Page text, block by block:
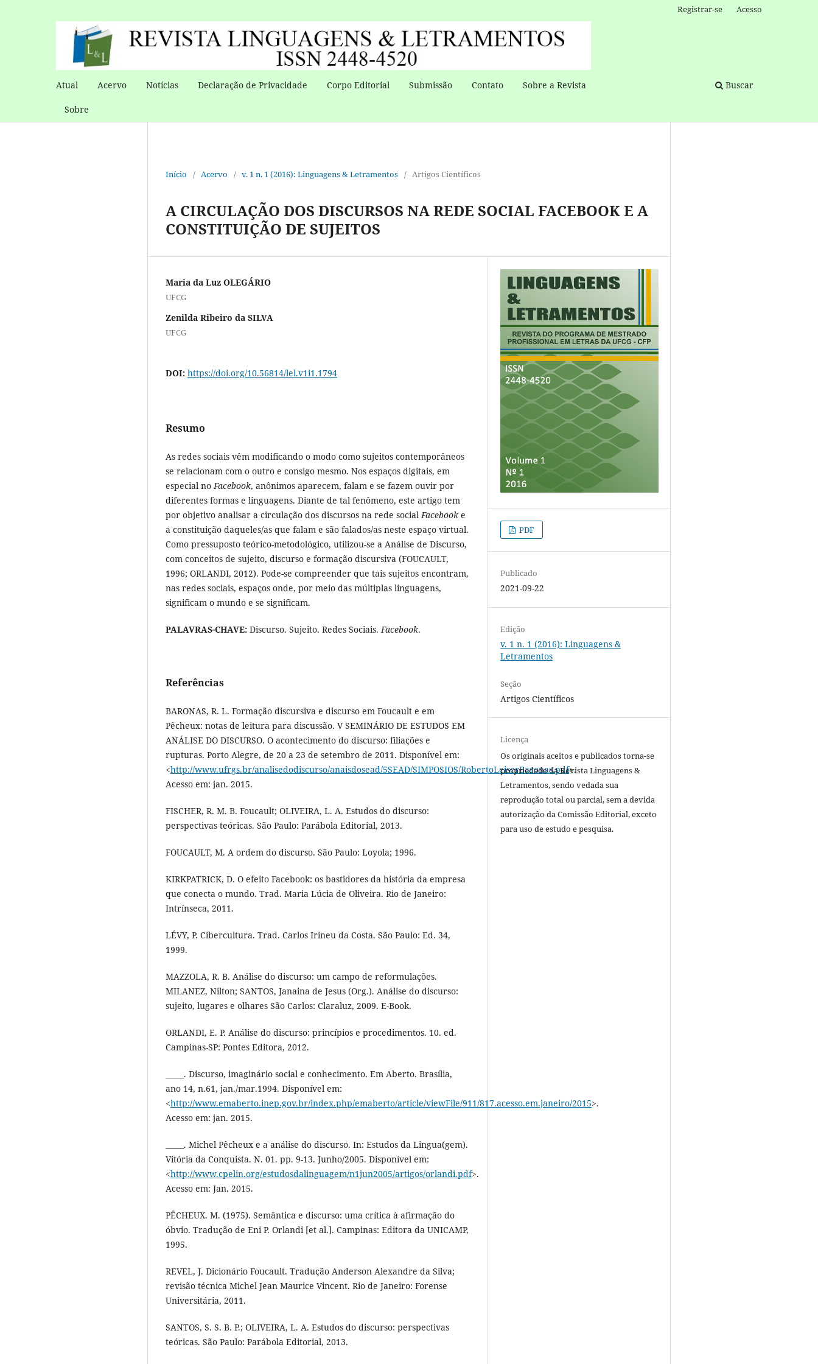
Atual Acervo Notícias Declaração de Privacidade Corpo Editorial Submissão Contato Sobre a Revista
Sobre
Buscar
Registrar-se Acesso
Início / Acervo / v. 1 n. 1 (2016): Linguagens & Letramentos / Artigos Científicos
A CIRCULAÇÃO DOS DISCURSOS NA REDE SOCIAL FACEBOOK E A
CONSTITUIÇÃO DE SUJEITOS
Maria da Luz OLEGÁRIO
UFCG
Zenilda Ribeiro da SILVA
UFCG
DOI: https://doi.org/10.56814/lel.v1i1.1794
Resumo
As redes sociais vêm modificando o modo como sujeitos contemporâneos
se relacionam com o outro e consigo mesmo. Nos espaços digitais, em
especial no Facebook, anônimos aparecem, falam e se fazem ouvir por
diferentes formas e linguagens. Diante de tal fenômeno, este artigo tem
por objetivo analisar a circulação dos discursos na rede social Facebooke
a constituição daqueles/as que falam e são falados/as neste espaço virtual.
Como pressuposto teórico-metodológico, utilizou-se a Análise de Discurso,
com conceitos de sujeito, discurso e formação discursiva (FOUCAULT,
1996; ORLANDI, 2012). Pode-se compreender que tais sujeitos encontram,
nas redes sociais, espaços onde, por meio das múltiplas linguagens,
significam o mundo e se significam.
PALAVRAS-CHAVE: Discurso. Sujeito. Redes Sociais.Facebook.
Referências
BARONAS, R. L. Formação discursiva e discurso em Foucault e em
Pêcheux: notas de leitura para discussão. V SEMINÁRIO DE ESTUDOS EM
ANÁLISE DO DISCURSO. O acontecimento do discurso: filiações e
rupturas. Porto Alegre, de 20 a 23 de setembro de 2011. Disponível em:
<http://www.ufrgs.br/analisedodiscurso/anaisdosead/5SEAD/SIMPOSIOS/RobertoLeiserBaronas.pdf>.
Acesso em: jan. 2015.
FISCHER, R. M. B. Foucault; OLIVEIRA, L. A. Estudos do discurso:
perspectivas teóricas. São Paulo: Parábola Editorial, 2013.
FOUCAULT, M. A ordem do discurso. São Paulo: Loyola; 1996.
KIRKPATRICK, D. O efeito Facebook: os bastidores da história da empresa
que conecta o mundo. Trad. Maria Lúcia de Oliveira. Rio de Janeiro:
Intrínseca, 2011.
LÉVY, P. Cibercultura. Trad. Carlos Irineu da Costa. São Paulo: Ed. 34,
1999.
MAZZOLA, R. B. Análise do discurso: um campo de reformulações.
MILANEZ, Nilton; SANTOS, Janaina de Jesus (Org.). Análise do discurso:
sujeito, lugares e olhares São Carlos: Claraluz, 2009. E-Book.
ORLANDI, E. P. Análise do discurso: princípios e procedimentos. 10. ed.
Campinas-SP: Pontes Editora, 2012.
_____. Discurso, imaginário social e conhecimento. Em Aberto. Brasília,
ano 14, n.61, jan./mar.1994. Disponível em:
<http://www.emaberto.inep.gov.br/index.php/emaberto/article/viewFile/911/817.acesso.em.janeiro/2015>.
Acesso em: jan. 2015.
_____. Michel Pêcheux e a análise do discurso. In: Estudos da Lingua(gem).
Vitória da Conquista. N. 01. pp. 9-13. Junho/2005. Disponível em:
<http://www.cpelin.org/estudosdalinguagem/n1jun2005/artigos/orlandi.pdf>.
Acesso em: Jan. 2015.
PÊCHEUX. M. (1975). Semântica e discurso: uma crítica à afirmação do
óbvio. Tradução de Eni P. Orlandi [et al.]. Campinas: Editora da UNICAMP,
1995.
REVEL, J. Dicionário Foucault. Tradução Anderson Alexandre da Silva;
revisão técnica Michel Jean Maurice Vincent. Rio de Janeiro: Forense
Universitária, 2011.
SANTOS, S. S. B. P.; OLIVEIRA, L. A. Estudos do discurso: perspectivas
teóricas. São Paulo: Parábola Editorial, 2013.
PDF
Publicado
2021-09-22
Edição
v. 1 n. 1 (2016): Linguagens &
Letramentos
Seção
Artigos Científicos
Licença
Os originais aceitos e publicados torna-se
propriedade da Revista Linguagens &
Letramentos, sendo vedada sua
reprodução total ou parcial, sem a devida
autorização da Comissão Editorial, exceto
para uso de estudo e pesquisa.